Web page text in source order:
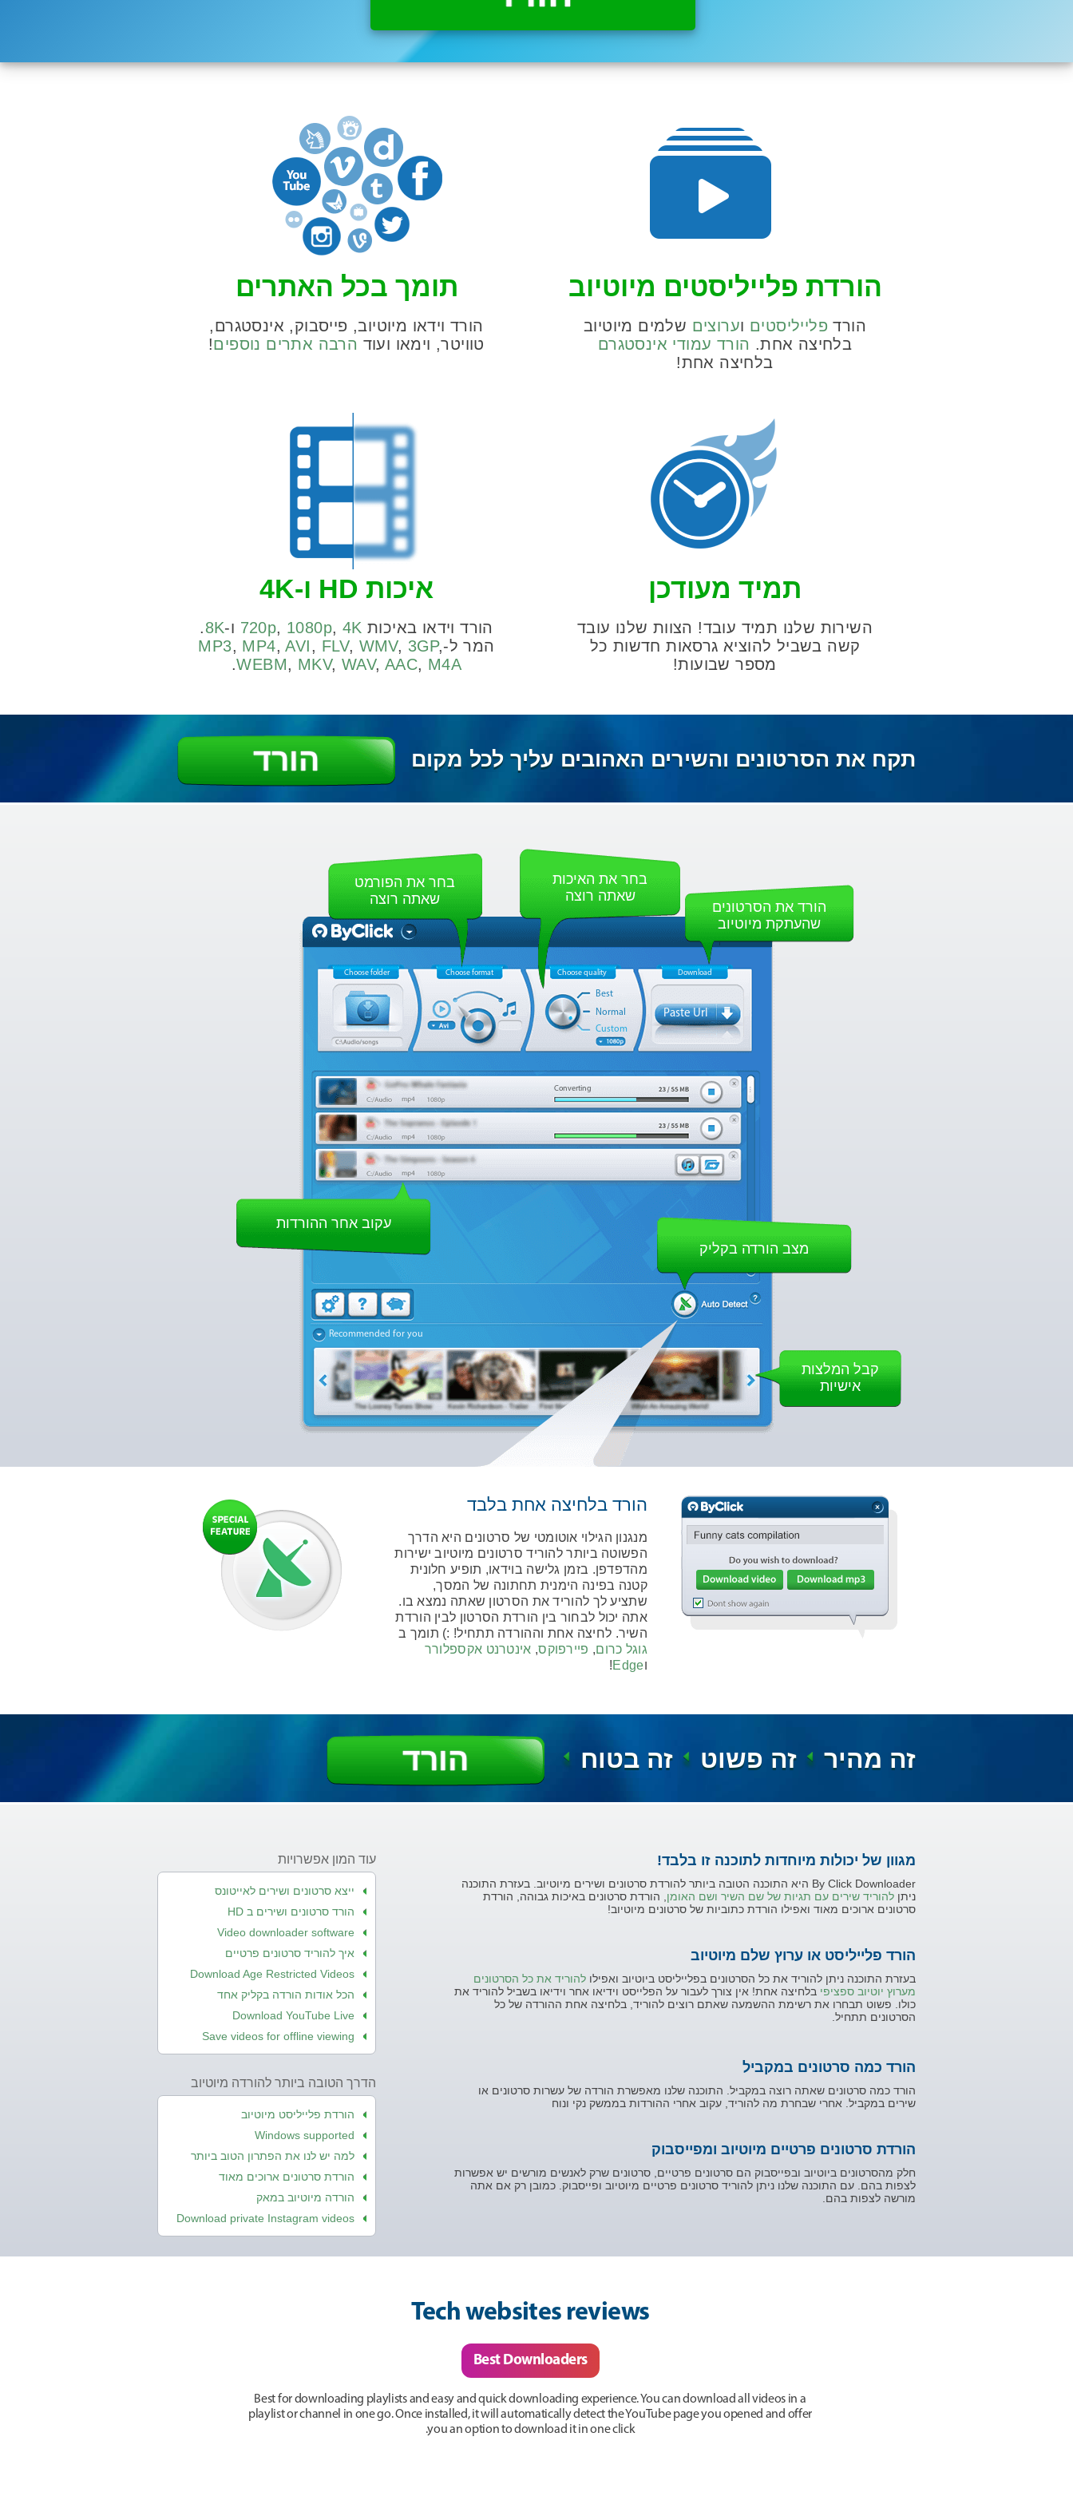
תומך בכל האתרים
הורד וידאו מיוטיוב, פייסבוק, אינסטגרם,
טוויטר, וימאו ועוד הרבה אתרים נוספים!
הורדת פלייליסטים מיוטיוב
הורד פלייליסטים וערוצים שלמים מיוטיוב
בלחיצה אחת. הורד עמודי אינסטגרם
בלחיצה אחת!
איכות HD ו-4K
הורד וידאו באיכות 720p, 1080p, 4K ו-8K
.
המר ל-
MP3, MP4,AVI, FLV, WMV, 3GP,
WEBM, MKV, WAV, AAC, M4A
.
תמיד מעודכן
השירות שלנו תמיד עובד! הצוות שלנו עובד
קשה בשביל להוציא גרסאות חדשות כל
מספר שבועות!
תקח את הסרטונים והשירים האהובים עליך לכל מקום הורד
בחר את הפורמט
שאתה רוצה
Choose folder Choose format Choose quality
Best
Normal
Custom
Converting
Download
Paste Url
Recommended for you
בחר את האיכות
שאתה רוצה
הורד את הסרטונים
שהעתקת מיוטיוב
עקוב אחר ההורדות
מצב הורדה בקליק
קבל המלצות
אישיות
הורד בלחיצה אחת בלבד
מנגנון הגילוי אוטומטי של סרטונים היא הדרך
הפשוטה ביותר להוריד סרטונים מיוטיוב ישירות
מהדפדפן. בזמן גלישה בוידאו, תופיע חלונית
קטנה בפינה הימנית תחתונה של המסך,
שתציע לך להוריד את הסרטון שאתה נמצא בו.
אתה יכול לבחור בין הורדת הסרטון לבין הורדת
השיר. לחיצה אחת וההורדה תתחיל! :) תומך ב
גוגל כרום, פיירפוקס, אינטרנט אקספלורר
וEdge
!
זה מהיר זה פשוט זה בטוח הורד
מגוון של יכולות מיוחדות לתוכנה זו בלבד!
By Click Downloader היא התוכנה הטובה ביותר להורדת סרטונים ושירים מיוטיוב. בעזרת התוכנה
ניתן להוריד שירים עם תגיות של שם השיר ושם האומן , הורדת סרטונים באיכות גבוהה, הורדת
סרטונים ארוכים מאוד ואפילו הורדת כתוביות של סרטונים מיוטיוב!
הורד פלייליסט או ערוץ שלם מיוטיוב
בעזרת התוכנה ניתן להוריד את כל הסרטונים בפלייליסט ביוטיוב ואפילו להוריד את כל הסרטונים
מערוץ יוטיוב ספציפי בלחיצה אחת! אין צורך לעבור על הפלייסט וידיאו אחר וידיאו בשביל להוריד את
כולו. פשוט תבחרו את רשימת ההשמעה שאתם רוצים להוריד, בלחיצה אחת ההורדה של כל
הסרטונים תתחיל.
הורד כמה סרטונים במקביל
הורד כמה סרטונים שאתה רוצה במקביל. התוכנה שלנו מאפשרת הורדה של עשרות סרטונים או
שירים במקביל. אחרי שבחרת מה להוריד, עקוב אחרי ההורדות בממשק נקי ונוח
הורדת סרטונים פרטיים מיוטיוב ומפייסבוק
חלק מהסרטונים ביוטיוב ובפייסבוק הם סרטונים פרטיים, סרטונים שרק לאנשים מורשים יש אפשרות
לצפות בהם. עם התוכנה שלנו ניתן להוריד סרטונים פרטיים מיוטיוב ופייסבוק. כמובן רק אם אתה
מורשה לצפות בהם.
עוד המון אפשרויות
ייצא סרטונים ושירים לאייטונס
הורד סרטונים ושירים ב HD
Video downloader software
איך להוריד סרטונים פרטיים
Download Age Restricted Videos
הכל אודות הורדה בקליק אחד
Download YouTube Live
Save videos for offline viewing
הדרך הטובה ביותר להורדה מיוטיוב
הורדת פלייליסט מיוטיוב
Windows supported
למה יש לנו את הפתרון הטוב ביותר
הורדת סרטונים ארוכים מאוד
הורדה מיוטיוב במאק
Download private Instagram videos
Tech websites reviews
Best Downloaders
Best for downloading playlists and easy and quick downloading experience. You can download all videos in a
playlist or channel in one go. Once installed, it will automatically detect the YouTube page you opened and offer
you an option to download it in one click.